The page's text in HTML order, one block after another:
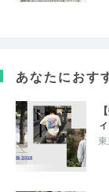
あなたにおす